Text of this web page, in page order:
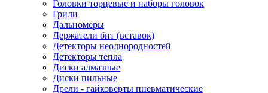
Головки торцевые и наборы головок
Грили
Дальномеры
Держатели бит (вставок)
Детекторы неоднородностей
Детекторы тепла
Диски алмазные
Диски пильные
Дрели - гайковерты пневматические